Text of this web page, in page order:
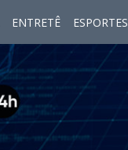
ENTRETÊ ESPORTES